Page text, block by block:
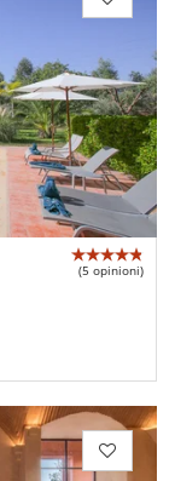
(5 opinioni)